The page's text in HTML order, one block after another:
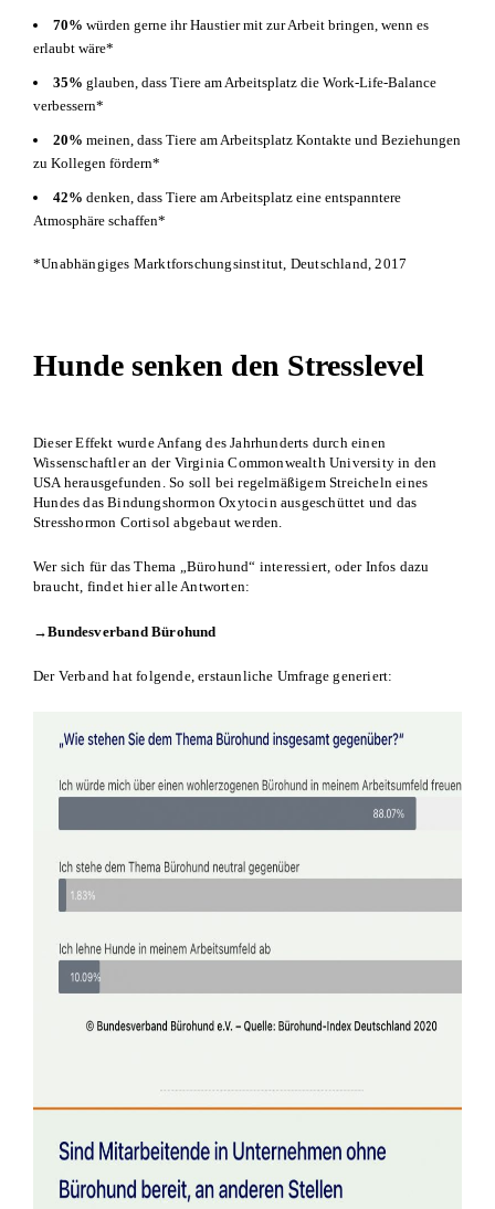
70% würden gerne ihr Haustier mit zur Arbeit bringen, wenn es
erlaubt wäre*
35% glauben, dass Tiere am Arbeitsplatz die Work-Life-Balance
verbessern*
20% meinen, dass Tiere am Arbeitsplatz Kontakte und Beziehungen
zu Kollegen fördern*
42% denken, dass Tiere am Arbeitsplatz eine entspanntere
Atmosphäre schaffen*
*Unabhängiges Marktforschungsinstitut, Deutschland, 2017
Hunde senken den Stresslevel
Dieser Effekt wurde Anfang des Jahrhunderts durch einen
Wissenschaftler an der Virginia Commonwealth University in den
USA herausgefunden. So soll bei regelmäßigem Streicheln eines
Hundes das Bindungshormon Oxytocin ausgeschüttet und das
Stresshormon Cortisol abgebaut werden.
Wer sich für das Thema „Bürohund“ interessiert, oder Infos dazu
braucht, findet hier alle Antworten:
→Bundesverband Bürohund
Der Verband hat folgende, erstaunliche Umfrage generiert: